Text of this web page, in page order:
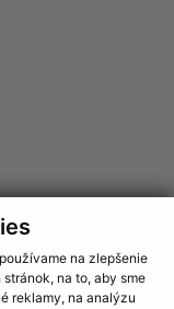
na zlepšenie
na to, aby sme
reklamy, na analýzu